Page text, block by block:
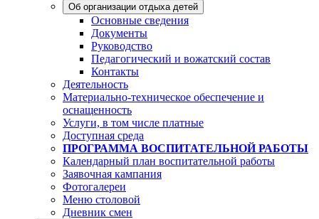
Об организации отдыха детей
Основные сведения
Документы
Руководство
Педагогический и вожатский состав
Контакты
Деятельность
Материально-техническое обеспечение и
оснащенность
Услуги, в том числе платные
Доступная среда
ПРОГРАММА ВОСПИТАТЕЛЬНОЙ РАБОТЫ
Календарный план воспитательной работы
Заявочная кампания
Фотогалереи
Меню столовой
Дневник смен